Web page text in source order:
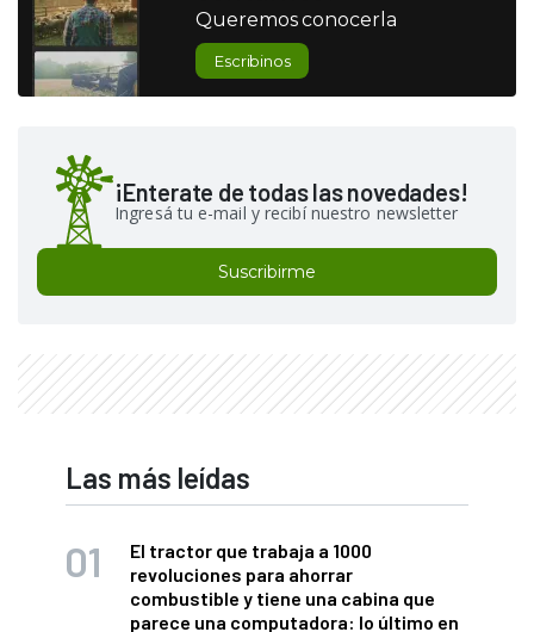
Queremos conocerla
Escribinos
¡Enterate de todas las novedades!
Ingresá tu e-mail y recibí nuestro newsletter
Suscribirme
Las más leídas
El tractor que trabaja a 1000
revoluciones para ahorrar
combustible y tiene una cabina que
parece una computadora: lo último en